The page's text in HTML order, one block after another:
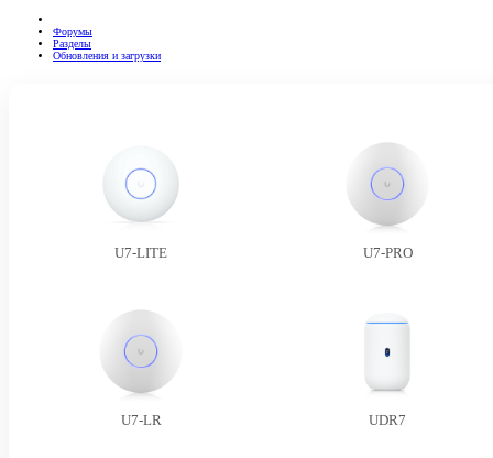
Форумы
Разделы
Обновления и загрузки
U7-LITE U7-PRO
U7-LR UDR7